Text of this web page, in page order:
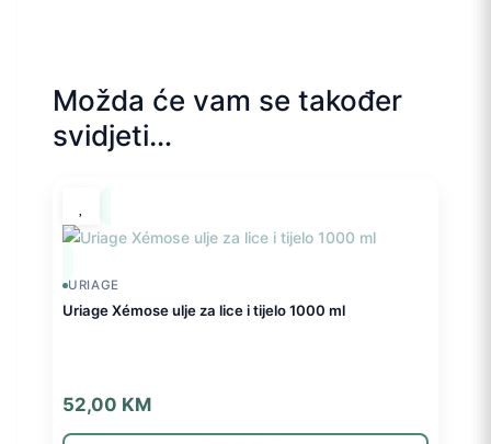
Možda će vam se također
svidjeti…
URIAGE
Uriage Xémose ulje za lice i tijelo 1000 ml
52,00 KM